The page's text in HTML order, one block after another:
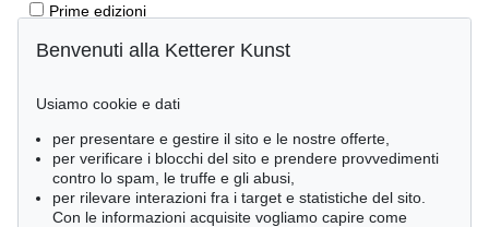
Prime edizioni
Manoscritti antichi
Libri per bambini
Lifestyle
Pietre miliari delle scienze naturali
Letteratura classica
Benvenuti alla Ketterer Kunst
Usiamo cookie e dati
per presentare e gestire il sito e le nostre offerte,
per verificare i blocchi del sito e prendere provvedimenti
contro lo spam, le truffe e gli abusi,
per rilevare interazioni fra i target e statistiche del sito.
Con le informazioni acquisite vogliamo capire come